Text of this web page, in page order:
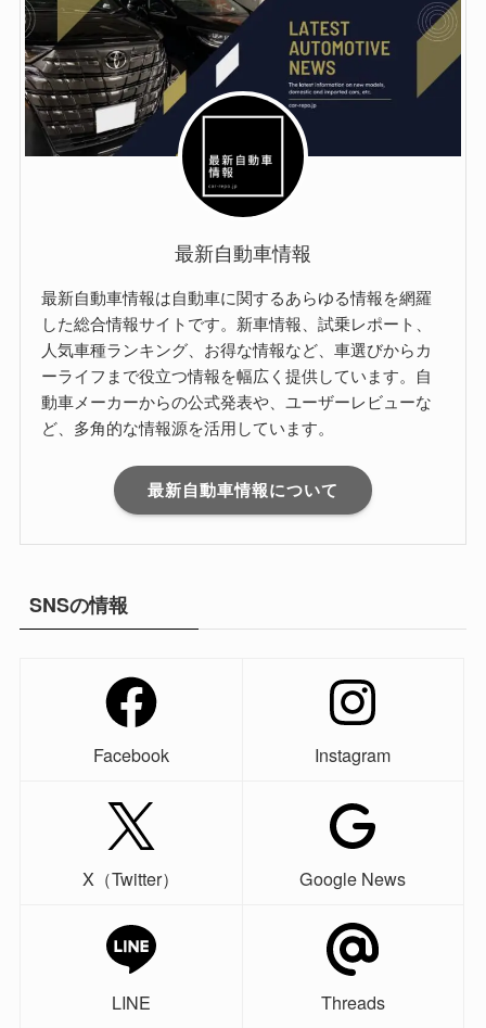
最新自動車情報
最新自動車情報は自動車に関するあらゆる情報を網羅
した総合情報サイトです。新車情報、試乗レポート、
人気車種ランキング、お得な情報など、車選びからカ
ーライフまで役立つ情報を幅広く提供しています。自
動車メーカーからの公式発表や、ユーザーレビューな
ど、多角的な情報源を活用しています。
最新自動車情報について
SNSの情報
Facebook Instagram
X（Twitter） Google News
LINE Threads